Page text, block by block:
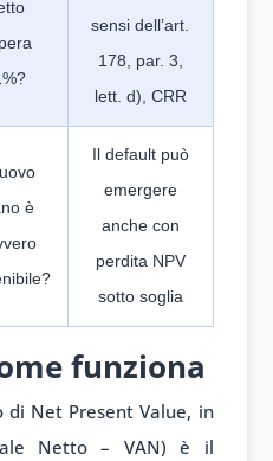
sensi dell’art.
178, par. 3,
lett. d), CRR
è
Il default può
emergere
anche con
perdita NPV
sotto soglia
funziona
di Net Present Value, in
Netto – VAN) è il